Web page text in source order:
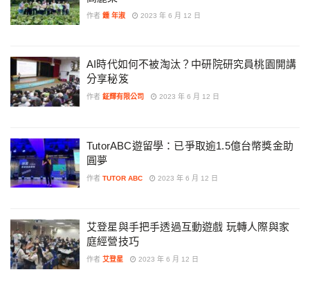
作者 鍾 年淑 2023 年 6 月 12 日
AI時代如何不被淘汰？中研院研究員桃園開講
分享秘笈
作者 鉦輝有限公司 2023 年 6 月 12 日
TutorABC遊留學：已爭取逾1.5億台幣獎金助
圓夢
作者 TUTOR ABC 2023 年 6 月 12 日
艾登星與手把手透過互動遊戲 玩轉人際與家
庭經營技巧
作者 艾登星 2023 年 6 月 12 日